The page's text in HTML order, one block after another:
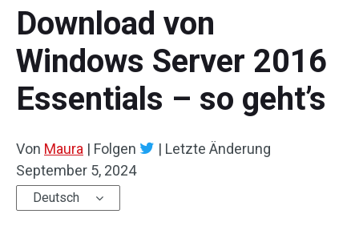
Download von
Windows Server 2016
Essentials – so geht’s
Von Maura | Folgen | Letzte Änderung
September 5, 2024
Deutsch